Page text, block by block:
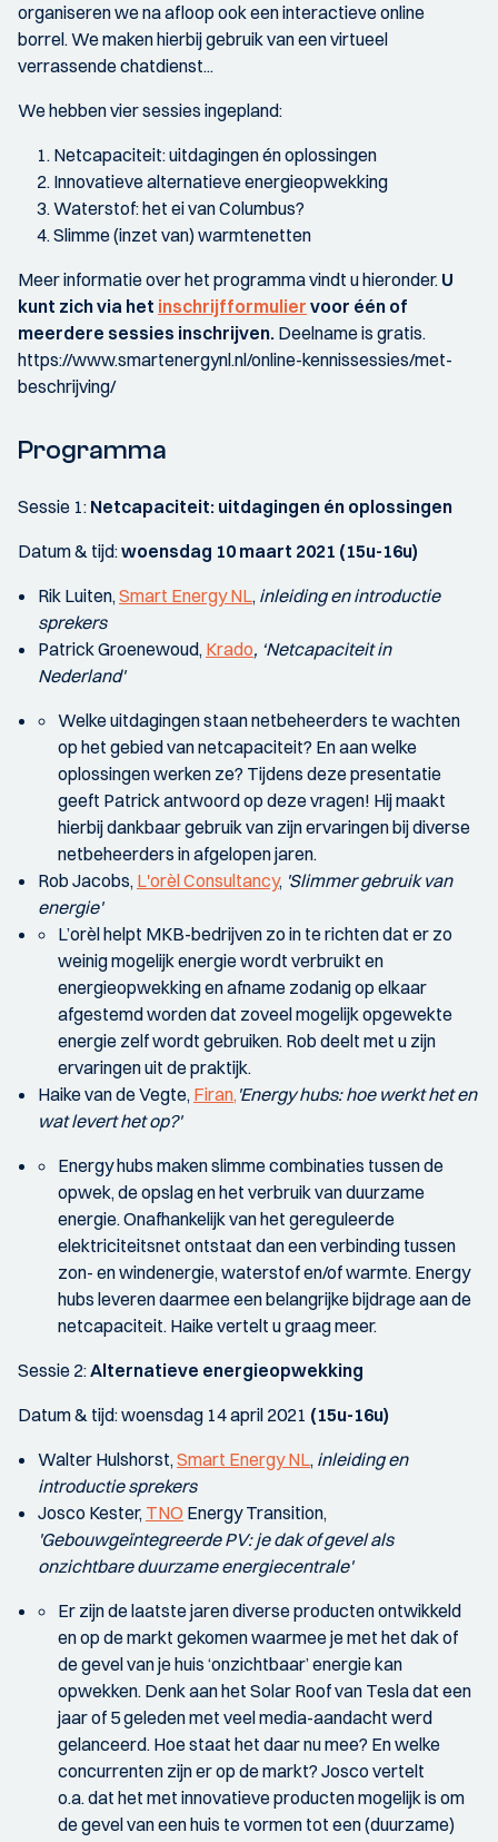
organiseren we na afloop ook een interactieve online
borrel. We maken hierbij gebruik van een virtueel
verrassende chatdienst...
We hebben vier sessies ingepland:
Netcapaciteit: uitdagingen én oplossingen
Innovatieve alternatieve energieopwekking
Waterstof: het ei van Columbus?
Slimme (inzet van) warmtenetten
Meer informatie over het programma vindt u hieronder. U
kunt zich via het inschrijfformulier voor één of
meerdere sessies inschrijven. Deelname is gratis.
https://www.smartenergynl.nl/online-kennissessies/met-
beschrijving/
Programma
Sessie 1: Netcapaciteit: uitdagingen én oplossingen
Datum & tijd:woensdag 10 maart 2021 (15u-16u)
Rik Luiten,Smart Energy NL, inleiding en introductie
sprekers
Patrick Groenewoud, Krado, ‘Netcapaciteit in
Nederland'
Welke uitdagingen staan netbeheerders te wachten
op het gebied van netcapaciteit? En aan welke
oplossingen werken ze? Tijdens deze presentatie
geeft Patrick antwoord op deze vragen! Hij maakt
hierbij dankbaar gebruik van zijn ervaringen bij diverse
netbeheerders in afgelopen jaren.
Rob Jacobs, L'orèl Consultancy, 'Slimmer gebruik van
energie'
L’orèl helpt MKB-bedrijven zo in te richten dat er zo
weinig mogelijk energie wordt verbruikt en
energieopwekking en afname zodanig op elkaar
afgestemd worden dat zoveel mogelijk opgewekte
energie zelf wordt gebruiken. Rob deelt met u zijn
ervaringen uit de praktijk.
Haike van de Vegte, Firan, 'Energy hubs: hoe werkt het en
wat levert het op?'
Energy hubs maken slimme combinaties tussen de
opwek, de opslag en het verbruik van duurzame
energie. Onafhankelijk van het gereguleerde
elektriciteitsnet ontstaat dan een verbinding tussen
zon- en windenergie, waterstof en/of warmte. Energy
hubs leveren daarmee een belangrijke bijdrage aan de
netcapaciteit. Haike vertelt u graag meer.
Sessie 2:Alternatieve energieopwekking
Datum & tijd: woensdag 14 april 2021 (15u-16u)
Walter Hulshorst,Smart Energy NL, inleiding en
introductie sprekers
Josco Kester, TNO Energy Transition,
'Gebouwgeïntegreerde PV: je dak of gevel als
onzichtbare duurzame energiecentrale'
Er zijn de laatste jaren diverse producten ontwikkeld
en op de markt gekomen waarmee je met het dak of
de gevel van je huis ‘onzichtbaar’ energie kan
opwekken. Denk aan het Solar Roof van Tesla dat een
jaar of 5 geleden met veel media-aandacht werd
gelanceerd. Hoe staat het daar nu mee? En welke
concurrenten zijn er op de markt? Josco vertelt
o.a. dat het met innovatieve producten mogelijk is om
de gevel van een huis te vormen tot een (duurzame)